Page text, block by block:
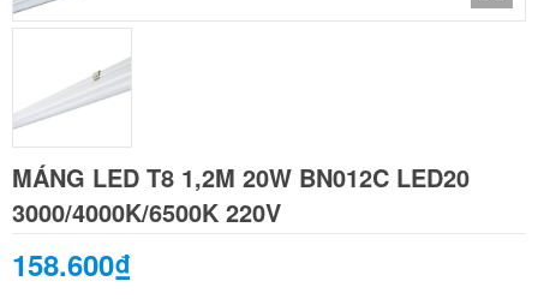
MÁNG LED T8 1,2M 20W BN012C LED20
3000/4000K/6500K 220V
158.600₫